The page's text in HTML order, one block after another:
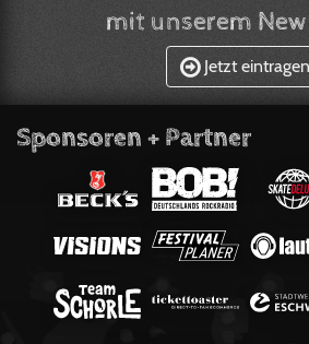
mit unserem
Jetzt eintragen
Sponsoren + Partner